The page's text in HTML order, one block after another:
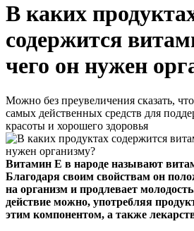
В каких
содержится
чего он нужен
Можно без преувеличения сказать,
самых действенных средств для
красоты и хорошего здоровья
Витамин Е в народе называют
Благодаря своим свойствам он
на организм и продлевает
действие можно, употребляя
этим компонентом, а также